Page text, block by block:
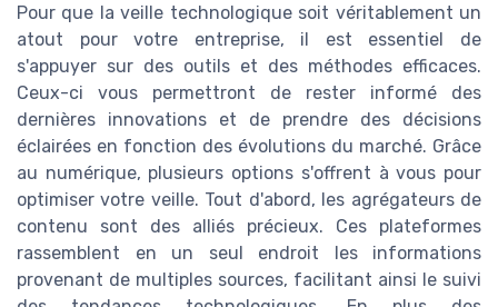
Pour que la veille technologique soit véritablement un
atout pour votre entreprise, il est essentiel de
s'appuyer sur des outils et des méthodes efficaces.
Ceux-ci vous permettront de rester informé des
dernières innovations et de prendre des décisions
éclairées en fonction des évolutions du marché. Grâce
au numérique, plusieurs options s'offrent à vous pour
optimiser votre veille. Tout d'abord, les agrégateurs de
contenu sont des alliés précieux. Ces plateformes
rassemblent en un seul endroit les informations
provenant de multiples sources, facilitant ainsi le suivi